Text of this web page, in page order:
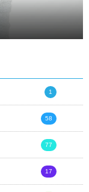
1
58
77
17